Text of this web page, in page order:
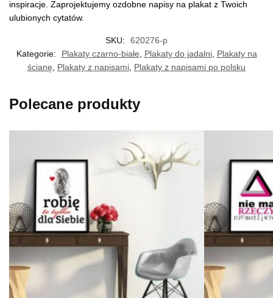
inspiracje. Zaprojektujemy ozdobne napisy na plakat z Twoich
ulubionych cytatów.
SKU:
620276-p
Kategorie:
Plakaty czarno-białe, Plakaty do jadalni, Plakaty na
ścianę, Plakaty z napisami, Plakaty z napisami po polsku
Polecane produkty